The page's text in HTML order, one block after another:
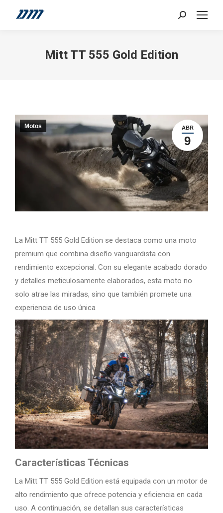
Search:
Mitt TT 555 Gold Edition
ABR
9
Motos
La Mitt TT 555 Gold Edition se destaca como una moto
premium que combina diseño vanguardista con
rendimiento excepcional. Con su elegante acabado dorado
y detalles meticulosamente elaborados, esta moto no
solo atrae las miradas, sino que también promete una
experiencia de uso única
Características Técnicas
La Mitt TT 555 Gold Edition está equipada con un motor de
alto rendimiento que ofrece potencia y eficiencia en cada
uso. A continuación, se detallan sus características